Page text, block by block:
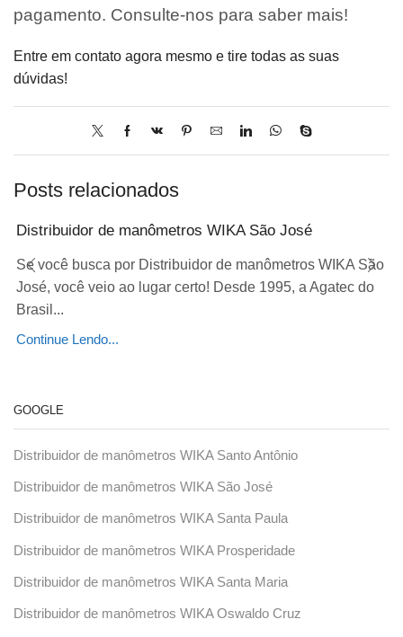
pagamento. Consulte-nos para saber mais!
Entre em contato agora mesmo e tire todas as suas
dúvidas!
Posts relacionados
Distribuidor de manômetros WIKA São José
Se você busca por Distribuidor de manômetros WIKA São
José, você veio ao lugar certo! Desde 1995, a Agatec do
Brasil...
Continue Lendo...
GOOGLE
Distribuidor de manômetros WIKA Santo Antônio
Distribuidor de manômetros WIKA São José
Distribuidor de manômetros WIKA Santa Paula
Distribuidor de manômetros WIKA Prosperidade
Distribuidor de manômetros WIKA Santa Maria
Distribuidor de manômetros WIKA Oswaldo Cruz